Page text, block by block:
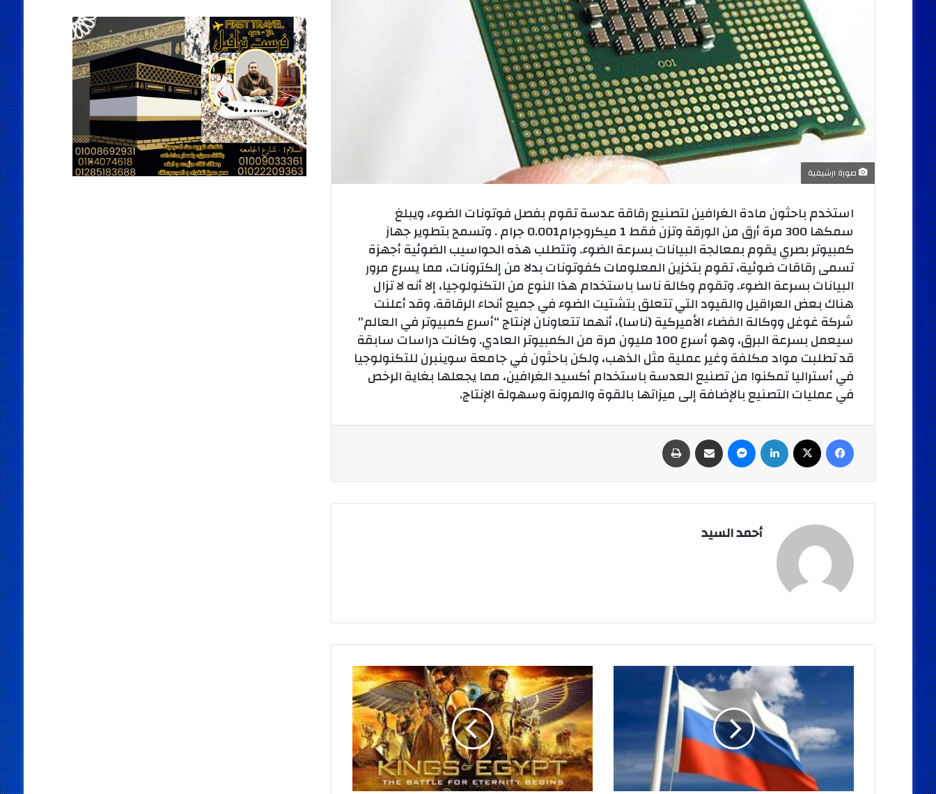
صورة ارشيفية
استخدم باحثون مادة الغرافين لتصنيع رقاقة عدسة تقوم بفصل فوتونات الضوء، ويبلغ
سمكها 300 مرة أرق من الورقة وتزن فقط 1 ميكروجرام0.001 جرام . وتسمح بتطوير جهاز
كمبيوتر بصري يقوم بمعالجة البيانات بسرعة الضوء. وتتطلب هذه الحواسيب الضوئية أجهزة
تسمى رقاقات ضوئية، تقوم بتخزين المعلومات كفوتونات بدلا من إلكترونات، مما يسرع مرور
البيانات بسرعة الضوء. وتقوم وكالة ناسا باستخدام هذا النوع من التكنولوجيا، إلا أنه لا تزال
هناك بعض العراقيل والقيود التي تتعلق بتشتيت الضوء في جميع أنحاء الرقاقة. وقد أعلنت
شركة غوغل ووكالة الفضاء الأميركية (ناسا)، أنهما تتعاونان لإنتاج “أسرع كمبيوتر في العالم”
سيعمل بسرعة البرق، وهو أسرع 100 مليون مرة من الكمبيوتر العادي. وكانت دراسات سابقة
قد تطلبت مواد مكلفة وغير عملية مثل الذهب، ولكن باحثون في جامعة سوينبرن للتكنولوجيا
في أستراليا تمكنوا من تصنيع العدسة باستخدام أكسيد الغرافين، مما يجعلها بغاية الرخص
في عمليات التصنيع بالإضافة إلى ميزاتها بالقوة والمرونة وسهولة الإنتاج.
فيسبوك لينكدإن ماسنجر مشاركة عبر البريد
أحمد السيد
بدون
طيار
لمراقبة
الهدنة
بسوريا
فيلم
Kings
of
Egypt
يحتل
مقدمة
الصالات
العربية